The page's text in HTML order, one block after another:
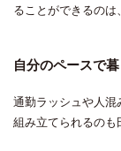
ることができるのは
自分のペースで
通勤ラッシュや人混
組み立てられるのも